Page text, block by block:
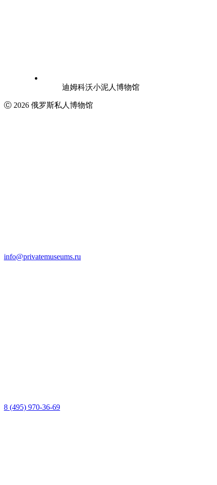
迪姆科沃小泥人博物馆
Ⓒ 2026 俄罗斯私人博物馆
info@privatemuseums.ru
8 (495) 970-36-69